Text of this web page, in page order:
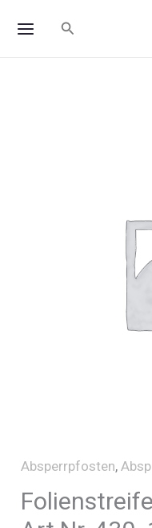
Inhalt
Suchen
Absperrpfosten,